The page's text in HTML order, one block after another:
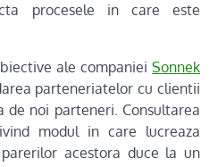
procesele in care este
ale companiei Sonnek
parteneriatelor cu clientii
noi parteneri. Consultarea
modul in care lucreaza
acestora duce la un